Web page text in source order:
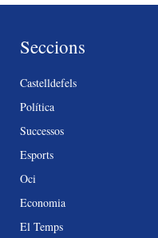
Seccions
Castelldefels
Política
Successos
Esports
Oci
Economia
El Temps